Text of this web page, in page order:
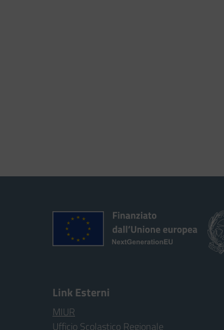
Link Esterni
MIUR
Ufficio Scolastico Regionale